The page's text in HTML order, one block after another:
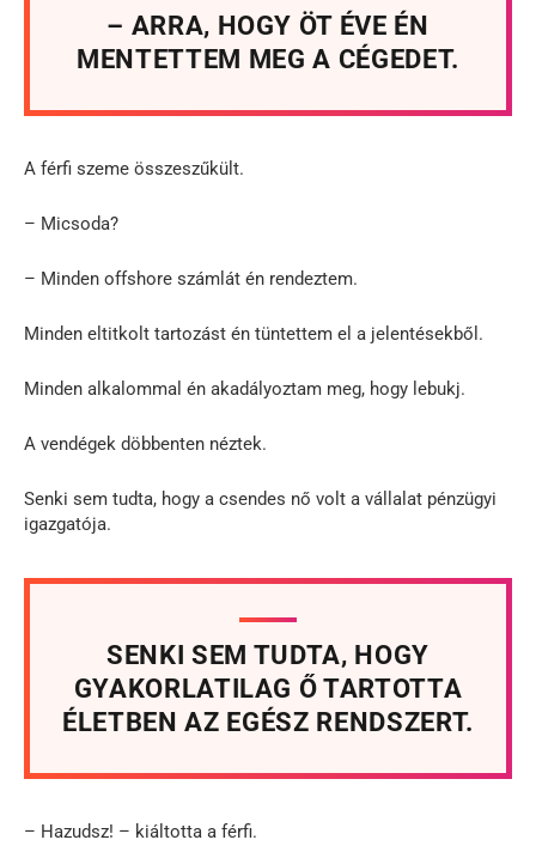
– ARRA, HOGY ÖT ÉVE ÉN
MENTETTEM MEG A CÉGEDET.
A férfi szeme összeszűkült.
– Micsoda?
– Minden offshore számlát én rendeztem.
Minden eltitkolt tartozást én tüntettem el a jelentésekből.
Minden alkalommal én akadályoztam meg, hogy lebukj.
A vendégek döbbenten néztek.
Senki sem tudta, hogy a csendes nő volt a vállalat pénzügyi
igazgatója.
SENKI SEM TUDTA, HOGY
GYAKORLATILAG Ő TARTOTTA
ÉLETBEN AZ EGÉSZ RENDSZERT.
– Hazudsz! – kiáltotta a férfi.